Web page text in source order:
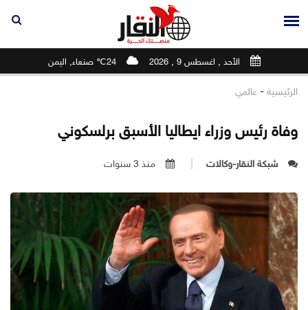
الأحد , اغسطس 9 , 2026 24℃ صنعاء, اليمن
الرئيسية - عالمي
وفاة رئيس وزراء ايطاليا الأسبق برلسكوني
شبكة النقار-وكالات منذ 3 سنوات